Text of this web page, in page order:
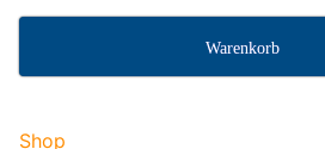
Warenkorb
Shop